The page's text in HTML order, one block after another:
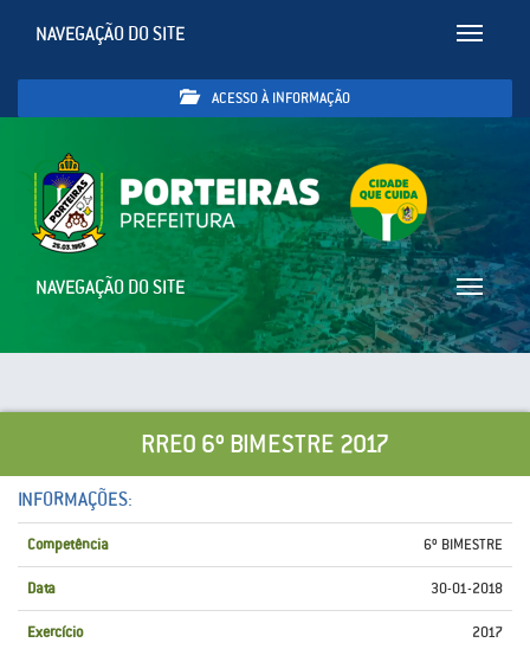
Toggle
NAVEGAÇÃO DO SITE
ACESSO À INFORMAÇÃO
Toggle
NAVEGAÇÃO DO SITE
RREO 6º BIMESTRE 2017
INFORMAÇÕES:
Competência 6º BIMESTRE
Data 30-01-2018
Exercício 2017